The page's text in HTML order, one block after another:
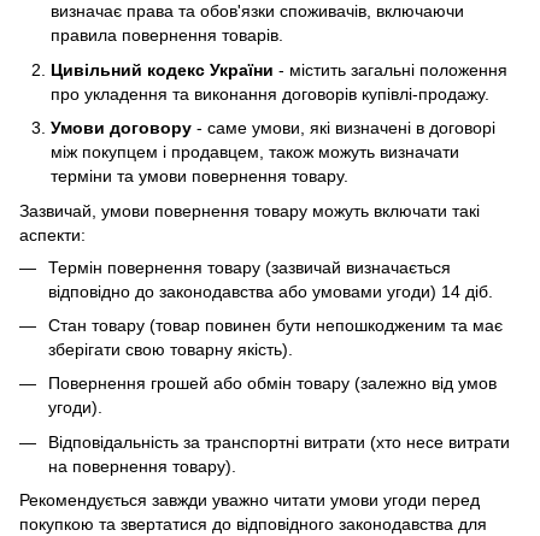
визначає права та обов'язки споживачів, включаючи
правила повернення товарів.
Цивільний кодекс України - містить загальні положення
про укладення та виконання договорів купівлі-продажу.
Умови договору - саме умови, які визначені в договорі
між покупцем і продавцем, також можуть визначати
терміни та умови повернення товару.
Зазвичай, умови повернення товару можуть включати такі
аспекти:
Термін повернення товару (зазвичай визначається
відповідно до законодавства або умовами угоди) 14 діб.
Стан товару (товар повинен бути непошкодженим та має
зберігати свою товарну якість).
Повернення грошей або обмін товару (залежно від умов
угоди).
Відповідальність за транспортні витрати (хто несе витрати
на повернення товару).
Рекомендується завжди уважно читати умови угоди перед
покупкою та звертатися до відповідного законодавства для